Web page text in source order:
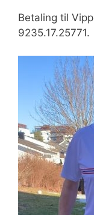
Betaling til
9235.17.25771.